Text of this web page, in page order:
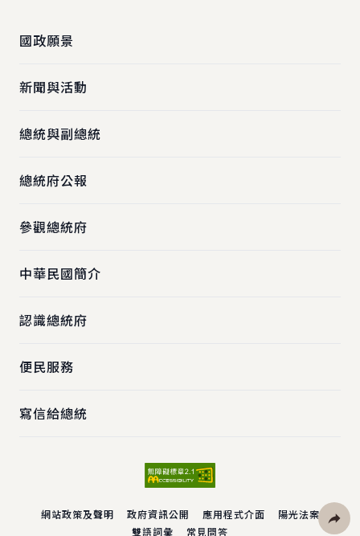
國政願景
新聞與活動
總統與副總統
總統府公報
參觀總統府
中華民國簡介
認識總統府
便民服務
寫信給總統
網站政策及聲明 政府資訊公開 應用程式介面
陽光法案
雙語詞彙
常見問答